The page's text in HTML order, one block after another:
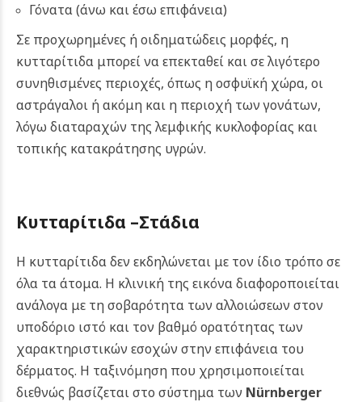
Γόνατα (άνω και έσω επιφάνεια)
Σε προχωρημένες ή οιδηματώδεις μορφές, η
κυτταρίτιδα μπορεί να επεκταθεί και σε λιγότερο
συνηθισμένες περιοχές, όπως η οσφυϊκή χώρα, οι
αστράγαλοι ή ακόμη και η περιοχή των γονάτων,
λόγω διαταραχών της λεμφικής κυκλοφορίας και
τοπικής κατακράτησης υγρών.
Κυτταρίτιδα –Στάδια
Η κυτταρίτιδα δεν εκδηλώνεται με τον ίδιο τρόπο σε
όλα τα άτομα. Η κλινική της εικόνα διαφοροποιείται
ανάλογα με τη σοβαρότητα των αλλοιώσεων στον
υποδόριο ιστό και τον βαθμό ορατότητας των
χαρακτηριστικών εσοχών στην επιφάνεια του
δέρματος. Η ταξινόμηση που χρησιμοποιείται
διεθνώς βασίζεται στο σύστημα των Nürnberger